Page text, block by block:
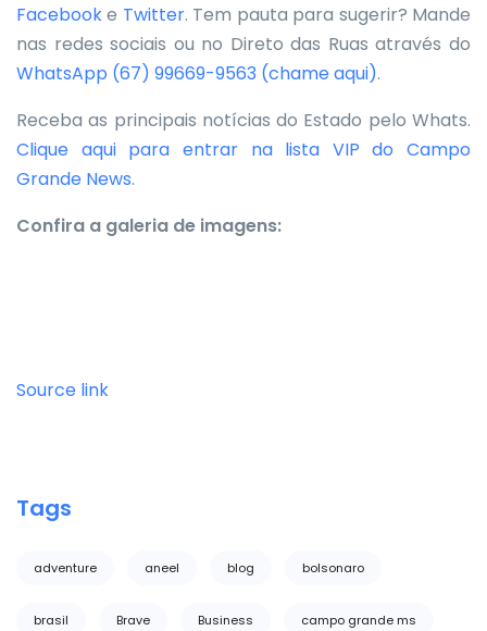
Facebooke Twitter. Tem pauta para sugerir? Mande
nas redes sociais ou no Direto das Ruas através do
WhatsApp (67) 99669-9563 (chame aqui).
Receba as principais notícias do Estado pelo Whats.
Clique aqui para entrar na lista VIP do Campo
Grande News.
Confira a galeria de imagens:
Source link
Tags
adventure aneel blog bolsonaro
brasil Brave Business campo grande ms